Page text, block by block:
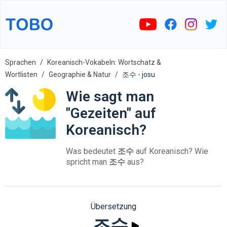
Sprachen
Koreanisch-Vokabeln: Wortschatz &
Wortlisten
Geographie & Natur 조수 - josu
Wie sagt man
"Gezeiten" auf
Koreanisch?
Was bedeutet 조수 auf Koreanisch? Wie
spricht man 조수 aus?
Übersetzung